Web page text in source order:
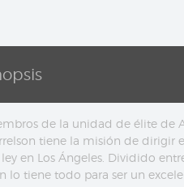
de la unidad de élite de
tiene la misión de dirigir
en Los Ángeles. Dividido
lo tiene todo para ser un